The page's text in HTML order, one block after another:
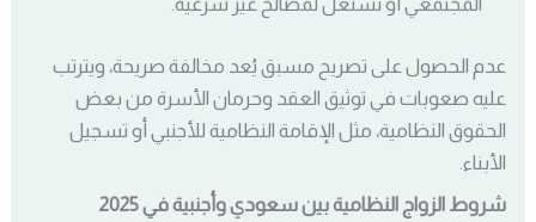
عدم الحصول على تصريح مسبق يُعد مخالفة صريحة، ويترتب
عليه صعوبات في توثيق العقد وحرمان الأسرة من بعض
الحقوق النظامية، مثل الإقامة النظامية للأجنبي أو تسجيل
الأبناء.
شروط الزواج النظامية بين سعودي وأجنبية في 2025